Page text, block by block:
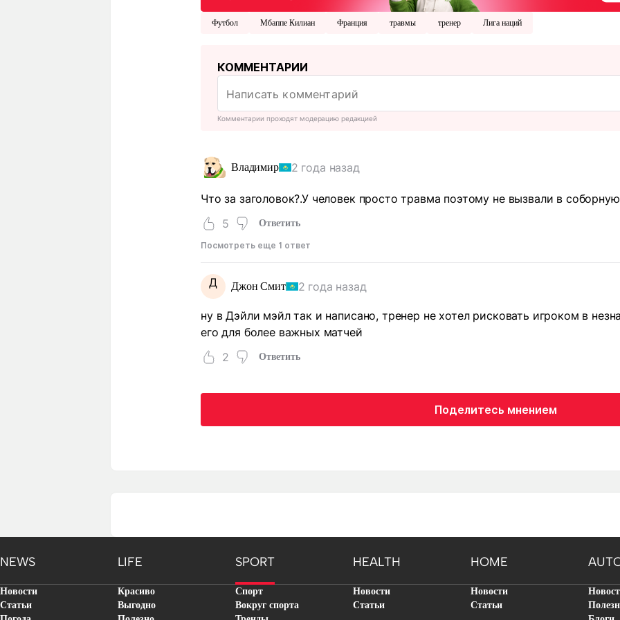
Футбол Мбаппе Килиан Франция травмы тренер Лига наций
КОММЕНТАРИИ
Комментарии проходят модерацию редакцией
Владимир 2 года назад
Что за заголовок?.У человек просто травма поэтому не вызвали в
5
Ответить
Посмотреть еще 1 ответ
Д Джон Смит 2 года назад
ну в Дэйли мэйл так и написано, тренер не хотел рисковать игроком в
его для более важных матчей
2
Ответить
Поделитесь мнением
NEWS LIFE SPORT HEALTH HOME
Новости
Статьи
Красиво
Выгодно
Спорт
Вокруг спорта
Новости
Статьи
Новости
Статьи